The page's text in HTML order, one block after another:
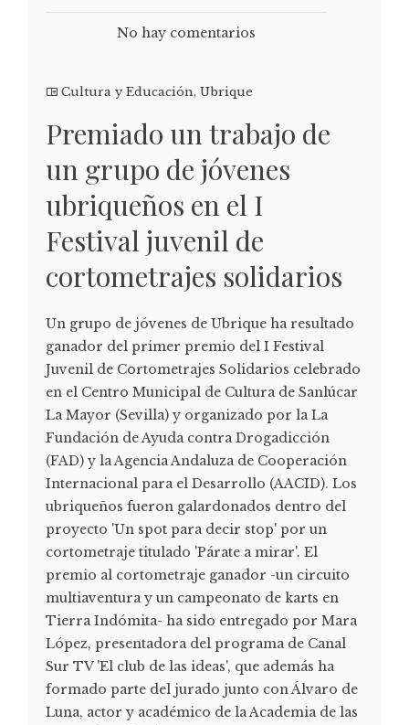
No hay comentarios
Cultura y Educación, Ubrique
Premiado un trabajo de
un grupo de jóvenes
ubriqueños en el I
Festival juvenil de
cortometrajes solidarios
Un grupo de jóvenes de Ubrique ha resultado
ganador del primer premio del I Festival
Juvenil de Cortometrajes Solidarios celebrado
en el Centro Municipal de Cultura de Sanlúcar
La Mayor (Sevilla) y organizado por la La
Fundación de Ayuda contra Drogadicción
(FAD) y la Agencia Andaluza de Cooperación
Internacional para el Desarrollo (AACID). Los
ubriqueños fueron galardonados dentro del
proyecto 'Un spot para decir stop' por un
cortometraje titulado 'Párate a mirar'. El
premio al cortometraje ganador -un circuito
multiaventura y un campeonato de karts en
Tierra Indómita- ha sido entregado por Mara
López, presentadora del programa de Canal
Sur TV 'El club de las ideas', que además ha
formado parte del jurado junto con Álvaro de
Luna, actor y académico de la Academia de las